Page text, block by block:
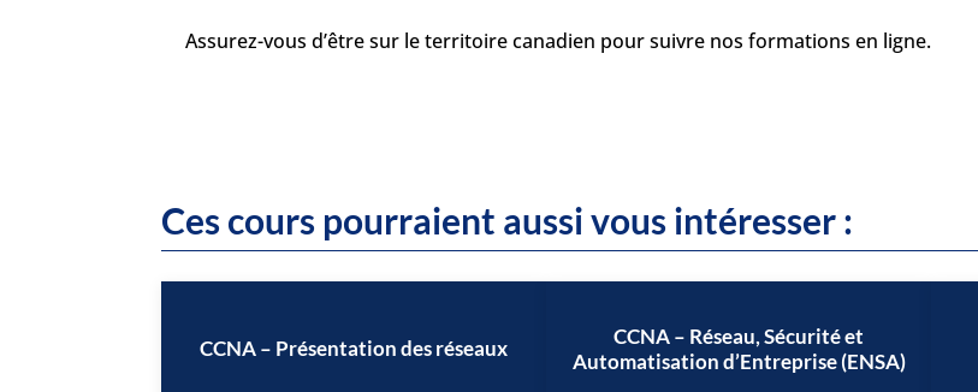
Assurez-vous d’être sur le territoire canadien pour suivre nos formations en ligne.
Ces cours pourraient aussi vous intéresser :
CCNA – Présentation des réseaux
CCNA – Réseau, Sécurité et
Automatisation d’Entreprise (ENSA)